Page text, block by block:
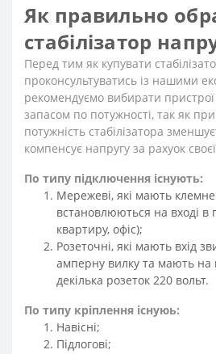
Як правильно
стабілізатор
Перед тим як купувати
проконсультуватись із нашими
рекомендуємо вибирати пристрої
запасом по потужності, так як
потужність стабілізатора
компенсує напругу за рахуок
По типу підключення існують:
Мережеві, які мають
встановлюються на вході
квартиру, офіс);
Розеточні, які мають вхід
амперну вилку та мають на
декілька розеток 220 вольт.
По типу кріплення існуюь:
Навісні;
Підлогові;